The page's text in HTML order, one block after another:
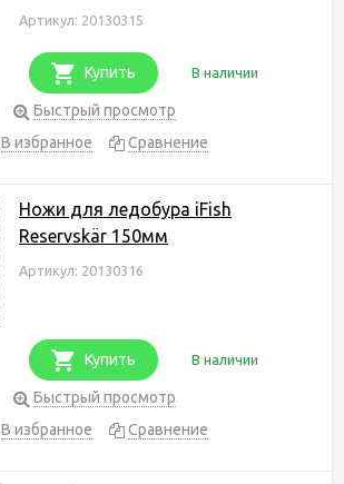
Артикул: 20130315
Купить В наличии
Быстрый просмотр
В избранное
Сравнение
Ножи для ледобура iFish
Reservskär 150мм
Артикул: 20130316
Купить В наличии
Быстрый просмотр
В избранное
Сравнение